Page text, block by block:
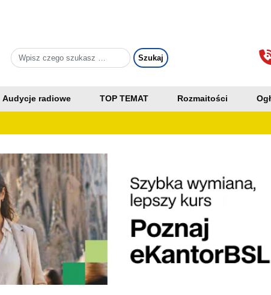
Audycje radiowe TOP TEMAT Rozmaitości